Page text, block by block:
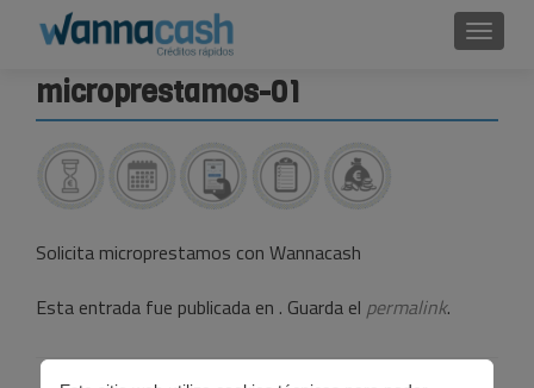
microprestamos-01
Solicita microprestamos con Wannacash
Esta entrada fue publicada en . Guarda el permalink.